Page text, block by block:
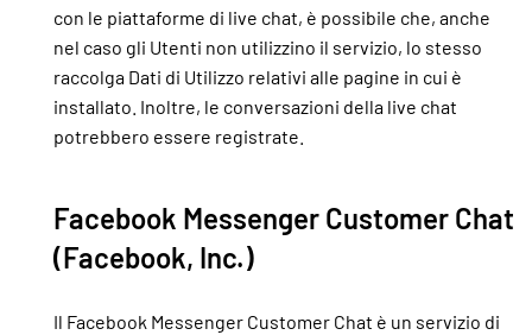
con le piattaforme di live chat, è possibile che, anche
nel caso gli Utenti non utilizzino il servizio, lo stesso
raccolga Dati di Utilizzo relativi alle pagine in cui è
installato. Inoltre, le conversazioni della live chat
potrebbero essere registrate.
Facebook Messenger Customer Chat
(Facebook, Inc.)
Il Facebook Messenger Customer Chat è un servizio di